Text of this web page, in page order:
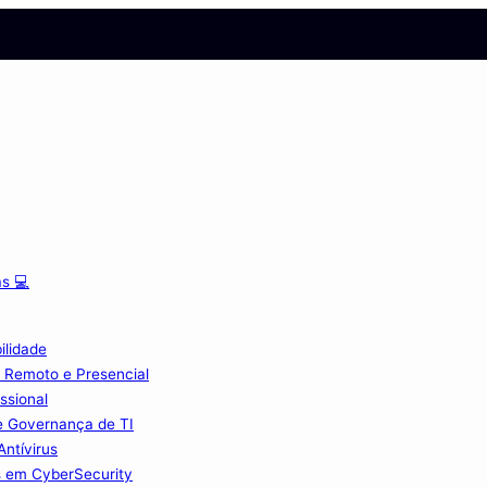
💻
e Presencial
Governança de TI
CyberSecurity